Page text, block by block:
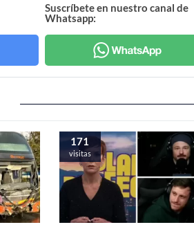
Suscríbete en nuestro canal de
Whatsapp:
171
visitas